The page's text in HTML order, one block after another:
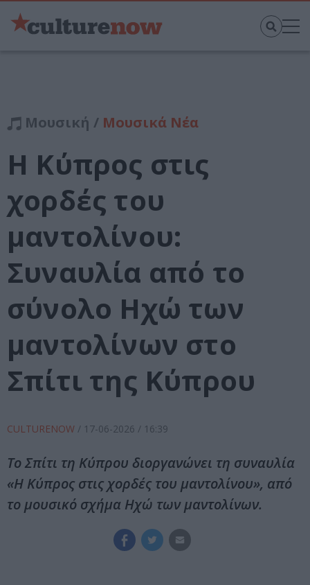
Μουσική / Μουσικά Νέα
Η Κύπρος στις
χορδές του
μαντολίνου:
Συναυλία από το
σύνολο Ηχώ των
μαντολίνων στο
Σπίτι της Κύπρου
CULTURENOW / 17-06-2026 / 16:39
Το Σπίτι τη Κύπρου διοργανώνει τη συναυλία
«Η Κύπρος στις χορδές του μαντολίνου», από
το μουσικό σχήμα Ηχώ των μαντολίνων.